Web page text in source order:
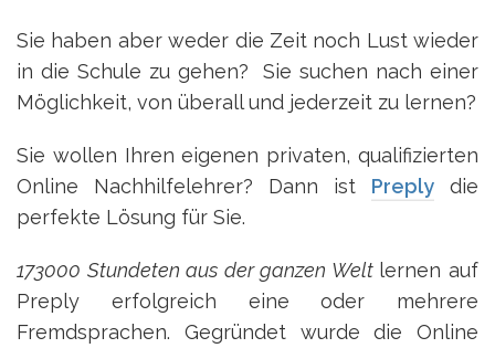
Sie haben aber weder die Zeit noch Lust wieder
in die Schule zu gehen? Sie suchen nach einer
Möglichkeit, von überall und jederzeit zu lernen?
Sie wollen Ihren eigenen privaten, qualifizierten
Online Nachhilfelehrer? Dann ist Preply die
perfekte Lösung für Sie.
173000 Stundeten aus der ganzen Welt lernen auf
Preply erfolgreich eine oder mehrere
Fremdsprachen. Gegründet wurde die Online